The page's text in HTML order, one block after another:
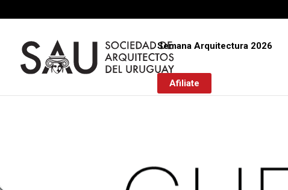
Semana Arquitectura 2026
Afiliate